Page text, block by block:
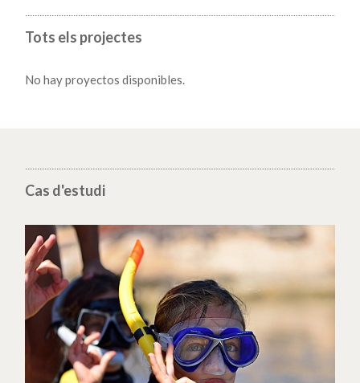
Tots els projectes
No hay proyectos disponibles.
Cas d'estudi